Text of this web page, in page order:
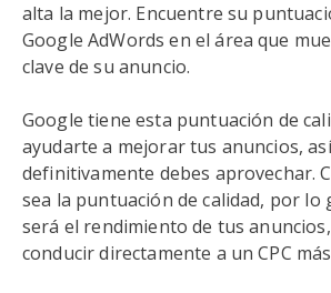
alta la mejor. Encuentre su
Google AdWords en el área que
clave de su anuncio.
Google tiene esta puntuación de
ayudarte a mejorar tus anuncios,
definitivamente debes aprovechar.
sea la puntuación de calidad, por lo
será el rendimiento de tus
conducir directamente a un CPC